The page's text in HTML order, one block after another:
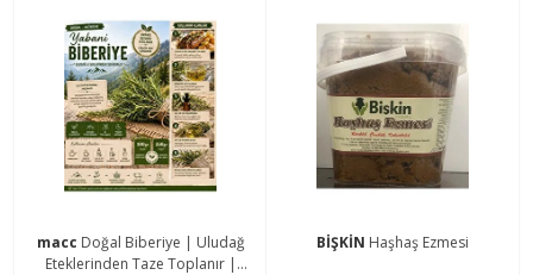
macc Doğal Biberiye | Uludağ
Eteklerinden Taze Toplanır |
BİŞKİN Haşhaş Ezmesi